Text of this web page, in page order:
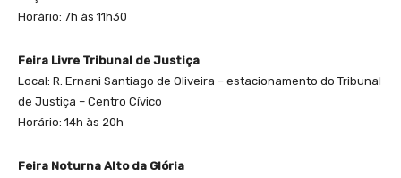
Horário: 7h às 11h30
Feira Livre Tribunal de Justiça
Local: R. Ernani Santiago de Oliveira – estacionamento do Tribunal
de Justiça – Centro Cívico
Horário: 14h às 20h
Feira Noturna Alto da Glória